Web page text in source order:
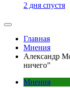
2 дня спустя
Главная
Мнения
Александр
ничего”
Мнения